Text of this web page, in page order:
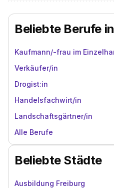
Beliebte Berufe
Kaufmann/-frau im
Verkäufer/in
Drogist:in
Handelsfachwirt/in
Landschaftsgärtner/in
Alle Berufe
Beliebte Städte
Ausbildung Freiburg